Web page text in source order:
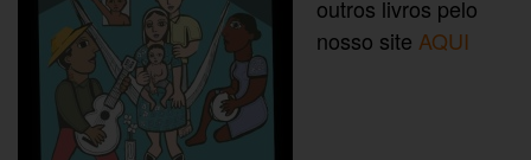
outros livros pelo
nosso siteAQUI